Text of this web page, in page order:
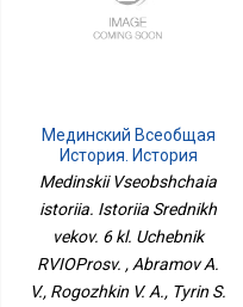
Мединский Всеобщая
История. История
Средних Веков. 6 Кл.
Medinskii Vseobshchaia
istoriia. Istoriia Srednikh
vekov. 6 kl. Uchebnik
RVIOProsv. , Abramov A.
V., Rogozhkin V. A., Tyrin S.